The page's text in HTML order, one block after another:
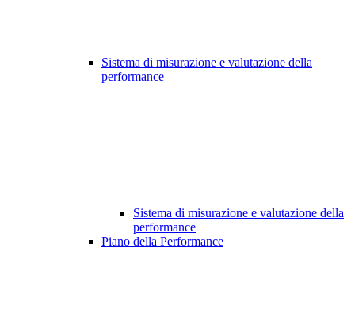
Sistema di misurazione e valutazione della
performance
Sistema di misurazione e valutazione della
performance
Piano della Performance